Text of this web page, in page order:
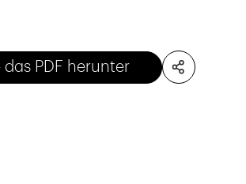
das PDF herunter